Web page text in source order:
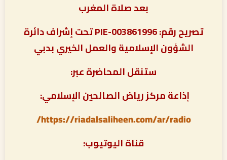
بعد صلاة المغرب
تصريح رقم: PIE-003861996 تحت إشراف دائرة
الشؤون الإسلامية والعمل الخيري بدبي
ستنقل المحاضرة عبر:
إذاعة مركز رياض الصالحين الإسلامي:
https://riadalsaliheen.com/ar/radio/
قناة اليوتيوب: